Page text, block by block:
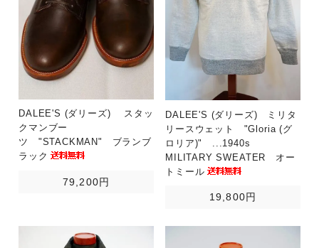
DALEE'S (ダリーズ) スタッ
クマンブー
ツ "STACKMAN" ブランブ
ラック
79,200円
DALEE'S (ダリーズ) ミリタ
リースウェット "Gloria (グ
ロリア)" ...1940s
MILITARY SWEATER オー
トミール
19,800円